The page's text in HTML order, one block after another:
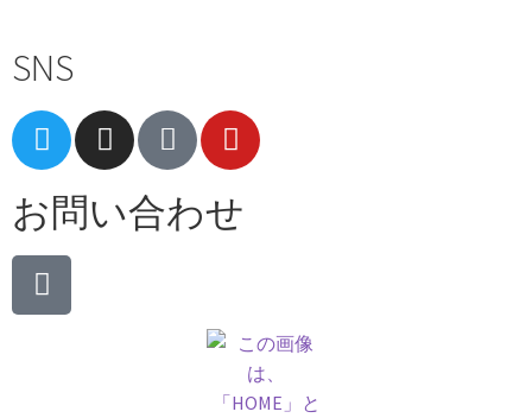
SNS
お問い合わせ